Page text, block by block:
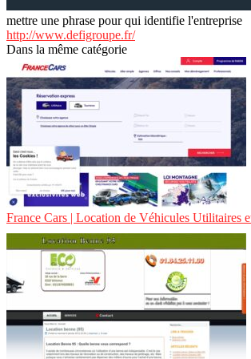
mettre une phrase pour qui identifie l'entreprise
http://www.defigroupe.fr/
Dans la même catégorie
France Cars | Location de Véhicules Utilitaires